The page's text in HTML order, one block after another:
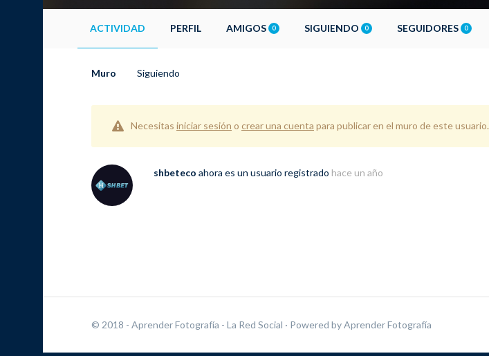
ACTIVIDAD PERFIL AMIGOS 0 SIGUIENDO 0 SEGUIDORES 0
Muro Siguiendo
Necesitas iniciar sesión o crear una cuenta para publicar en el muro de este usuario.
shbeteco ahora es un usuario registrado hace un año
© 2018 - Aprender Fotografía - La Red Social · Powered byAprender Fotografía